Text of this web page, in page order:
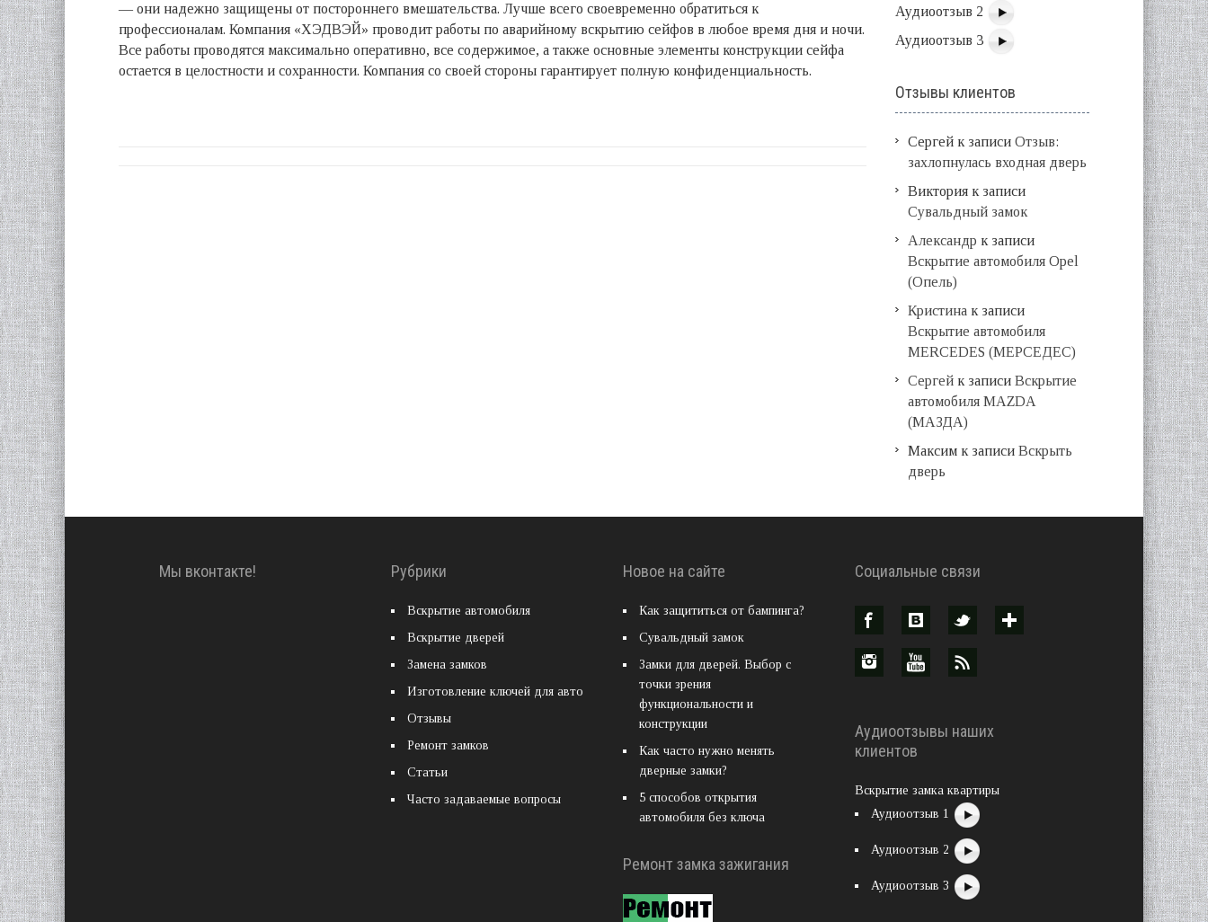
— они надежно защищены от постороннего вмешательства. Лучше всего своевременно обратиться к
профессионалам. Компания «ХЭДВЭЙ» проводит работы по аварийному вскрытию сейфов в любое время дня и ночи.
Все работы проводятся максимально оперативно, все содержимое, а также основные элементы конструкции сейфа
остается в целостности и сохранности. Компания со своей стороны гарантирует полную конфиденциальность.
Аудиоотзыв 2
Аудиоотзыв 3
Отзывы клиентов
Сергейк записи Отзыв:
захлопнулась входная дверь
Викторияк записи
Сувальдный замок
Александр к записи
Вскрытие автомобиля Opel
(Опель)
Кристина к записи
Вскрытие автомобиля
MERCEDES (МЕРСЕДЕС)
Сергейк записи Вскрытие
автомобиля MAZDA
(МАЗДА)
Максимк записи Вскрыть
дверь
Мы вконтакте! Рубрики
Вскрытие автомобиля
Вскрытие дверей
Замена замков
Изготовление ключей для авто
Отзывы
Ремонт замков
Статьи
Часто задаваемые вопросы
Новое на сайте
Как защититься от бампинга?
Сувальдный замок
Замки для дверей. Выбор с
точки зрения
функциональности и
конструкции
Как часто нужно менять
дверные замки?
5 способов открытия
автомобиля без ключа
Ремонт замка зажигания
Социальные связи
Аудиоотзывы наших
клиентов
Вскрытие замка квартиры
Аудиоотзыв 1
Аудиоотзыв 2
Аудиоотзыв 3